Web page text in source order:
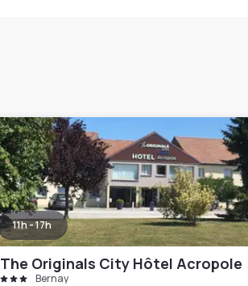
11h - 17h
The Originals City Hôtel Acropole
Bernay